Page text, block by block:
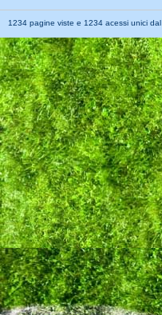
1234 pagine viste e 1234 acessi unici dal